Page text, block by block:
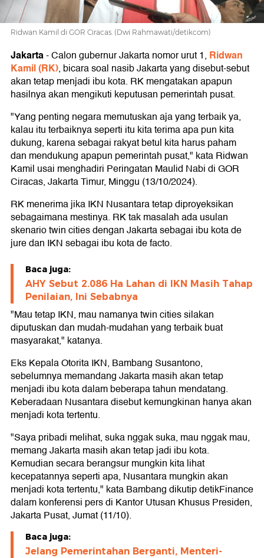
Ridwan Kamil di GOR Ciracas. (Dwi Rahmawati/detikcom)
Jakarta-Calon gubernur Jakarta nomor urut 1, Ridwan
Kamil (RK), bicara soal nasib Jakarta yang disebut-sebut
akan tetap menjadi ibu kota. RK mengatakan apapun
hasilnya akan mengikuti keputusan pemerintah pusat.
"Yang penting negara memutuskan aja yang terbaik ya,
kalau itu terbaiknya seperti itu kita terima apa pun kita
dukung, karena sebagai rakyat betul kita harus paham
dan mendukung apapun pemerintah pusat," kata Ridwan
Kamil usai menghadiri Peringatan Maulid Nabi di GOR
Ciracas, Jakarta Timur, Minggu (13/10/2024).
RK menerima jika IKN Nusantara tetap diproyeksikan
sebagaimana mestinya. RK tak masalah ada usulan
skenario twin cities dengan Jakarta sebagai ibu kota de
jure dan IKN sebagai ibu kota de facto.
Baca juga:
AHY Sebut 2.086 Ha Lahan di IKN Masih Tahap
Penilaian, Ini Sebabnya
"Mau tetap IKN, mau namanya twin cities silakan
diputuskan dan mudah-mudahan yang terbaik buat
masyarakat," katanya.
Eks Kepala Otorita IKN, Bambang Susantono,
sebelumnya memandang Jakarta masih akan tetap
menjadi ibu kota dalam beberapa tahun mendatang.
Keberadaan Nusantara disebut kemungkinan hanya akan
menjadi kota tertentu.
"Saya pribadi melihat, suka nggak suka, mau nggak mau,
memang Jakarta masih akan tetap jadi ibu kota.
Kemudian secara berangsur mungkin kita lihat
kecepatannya seperti apa, Nusantara mungkin akan
menjadi kota tertentu," kata Bambang dikutip detikFinance
dalam konferensi pers di Kantor Utusan Khusus Presiden,
Jakarta Pusat, Jumat (11/10).
Baca juga:
Jelang Pemerintahan Berganti, Menteri-